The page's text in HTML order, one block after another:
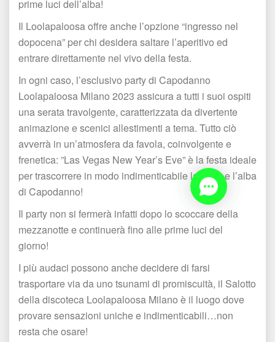
prime luci dell’alba!
Il Loolapaloosa offre anche l’opzione “ingresso nel
dopocena” per chi desidera saltare l’aperitivo ed
entrare direttamente nel vivo della festa.
In ogni caso, l’esclusivo party di Capodanno
Loolapaloosa Milano 2023 assicura a tutti i suoi ospiti
una serata travolgente, caratterizzata da divertente
animazione e scenici allestimenti a tema. Tutto ciò
avverrà in un’atmosfera da favola, coinvolgente e
frenetica: ”Las Vegas New Year’s Eve” è la festa ideale
per trascorrere in modo indimenticabile la notte e l’alba
di Capodanno!
Il party non si fermerà infatti dopo lo scoccare della
mezzanotte e continuerà fino alle prime luci del
giorno!
I più audaci possono anche decidere di farsi
trasportare via da uno tsunami di promiscuità, il Salotto
della discoteca Loolapaloosa Milano è il luogo dove
provare sensazioni uniche e indimenticabili…non
resta che osare!